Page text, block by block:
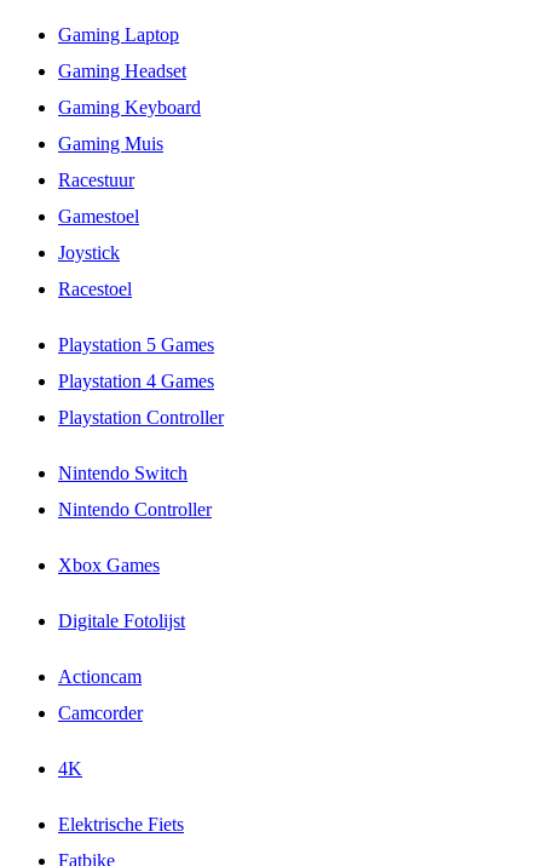
Gaming Laptop
Gaming Headset
Gaming Keyboard
Gaming Muis
Racestuur
Gamestoel
Joystick
Racestoel
Playstation 5 Games
Playstation 4 Games
Playstation Controller
Nintendo Switch
Nintendo Controller
Xbox Games
Digitale Fotolijst
Actioncam
Camcorder
4K
Elektrische Fiets
Fatbike